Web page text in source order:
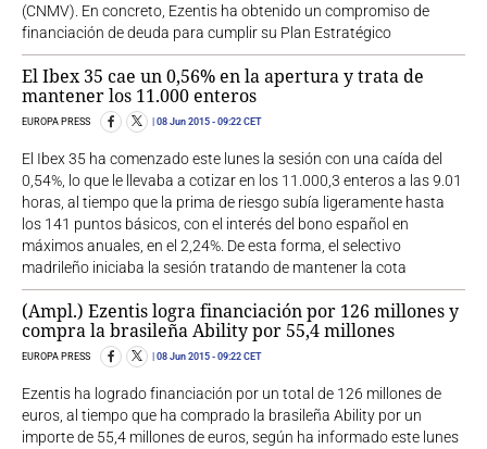
(CNMV). En concreto, Ezentis ha obtenido un compromiso de
financiación de deuda para cumplir su Plan Estratégico
El Ibex 35 cae un 0,56% en la apertura y trata de
mantener los 11.000 enteros
EUROPA PRESS 08 Jun 2015 - 09:22 CET
El Ibex 35 ha comenzado este lunes la sesión con una caída del
0,54%, lo que le llevaba a cotizar en los 11.000,3 enteros a las 9.01
horas, al tiempo que la prima de riesgo subía ligeramente hasta
los 141 puntos básicos, con el interés del bono español en
máximos anuales, en el 2,24%. De esta forma, el selectivo
madrileño iniciaba la sesión tratando de mantener la cota
(Ampl.) Ezentis logra financiación por 126 millones y
compra la brasileña Ability por 55,4 millones
EUROPA PRESS 08 Jun 2015 - 09:22 CET
Ezentis ha logrado financiación por un total de 126 millones de
euros, al tiempo que ha comprado la brasileña Ability por un
importe de 55,4 millones de euros, según ha informado este lunes